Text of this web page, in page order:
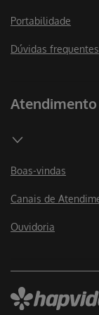
Portabilidade
Dúvidas frequentes
Atendimento
Boas-vindas
Canais de
Ouvidoria